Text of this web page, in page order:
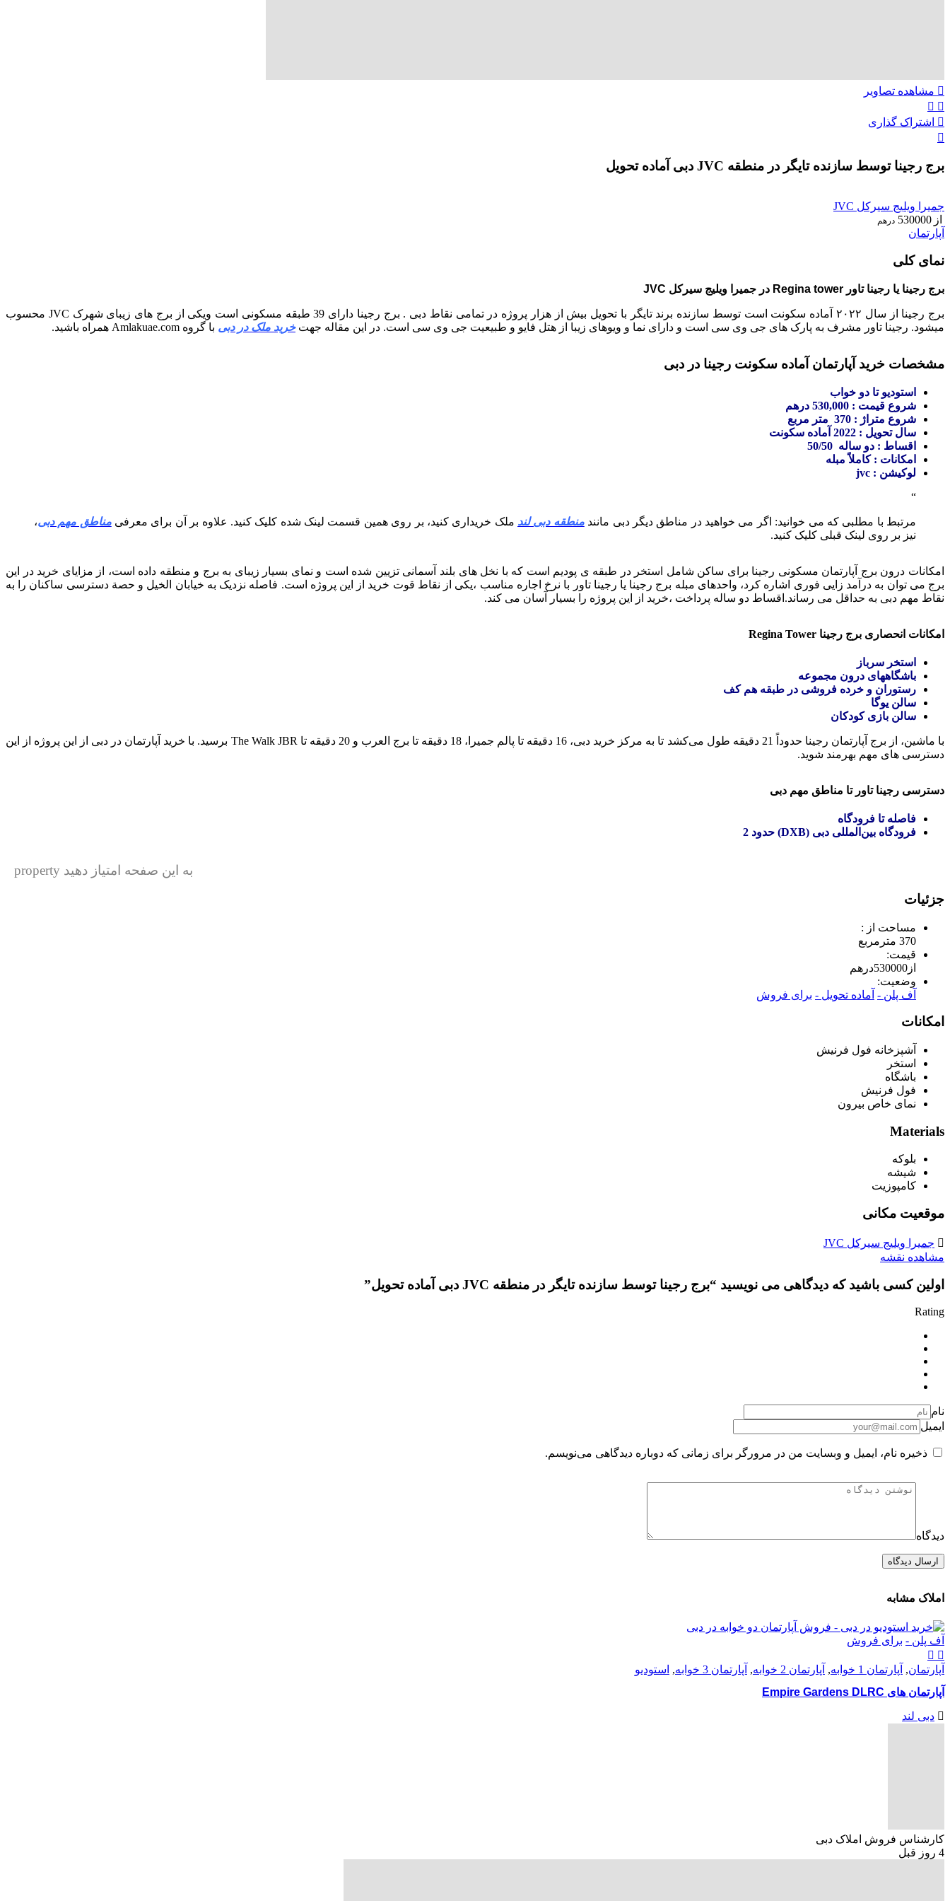
مشاهده تصاویر
اشتراک گذاری
برج رجینا توسط سازنده تایگر در منطقه JVC دبی آماده تحویل
جمیرا ویلیج سیرکل JVC
از 530000 درهم
آپارتمان
نمای کلی
برج رجینا یا رجینا تاور Regina tower در جمیرا ویلیج سیرکل JVC
برج رجینا از سال ۲۰۲۲ آماده سکونت است توسط سازنده برند تایگر با تحویل بیش از هزار پروژه در تمامی نقاط دبی . برج رجینا دارای 39 طبقه مسکونی است ویکی از برج های زیبای شهرک JVC محسوب
میشود. رجینا تاور مشرف به پارک های جی وی سی است و دارای نما و ویوهای زیبا از هتل فایو و طبیعیت جی وی سی است. در این مقاله جهتخرید ملک در دبی با گروه Amlakuae.com همراه باشید.
مشخصات خرید آپارتمان آماده سکونت رجینا در دبی
استودیو تا دو خواب
شروع قیمت : 530,000 درهم
شروع متراژ : 370 متر مربع
سال تحویل : 2022 آماده سکونت
اقساط : دو ساله 50/50
امکانات : کاملاً مبله
لوکیشن : jvc
مرتبط با مطلبی که می خوانید: اگر می خواهید در مناطق دیگر دبی مانندمنطقه دبی لند ملک خریداری کنید، بر روی همین قسمت لینک شده کلیک کنید. علاوه بر آن برای معرفیمناطق مهم دبی،
نیز بر روی لینک قبلی کلیک کنید.
امکانات درون برج آپارتمان مسکونی رجینا برای ساکن شامل استخر در طبقه ی پودیم است که با نخل های بلند آسمانی تزیین شده است و نمای بسیار زیبای به برج و منطقه داده است، از مزایای خرید در این
برج می توان به درآمد زایی فوری اشاره کرد، واحدهای مبله برج رجینا یا رجینا تاور با نرخ اجاره مناسب ،یکی از نقاط قوت خرید از این پروژه است. فاصله نزدیک به خیابان الخیل و حصة دسترسی ساکنان را به
نقاط مهم دبی به حداقل می رساند.اقساط دو ساله پرداخت ،خرید از این پروژه را بسیار آسان می کند.
امکانات انحصاری برج رجینا Regina Tower
استخر سرباز
باشگاههای درون مجموعه
رستوران و خرده فروشی در طبقه هم کف
سالن یوگا
سالن بازی کودکان
با ماشین، از برج آپارتمان رجینا حدوداً 21 دقیقه طول می‌کشد تا به مرکز خرید دبی، 16 دقیقه تا پالم جمیرا، 18 دقیقه تا برج العرب و 20 دقیقه تا The Walk JBR برسید. با خرید آپارتمان در دبی از این پروژه از این
دسترسی های مهم بهرمند شوید.
دسترسی رجینا تاور تا مناطق مهم دبی
فاصله تا فرودگاه
فرودگاه بین‌المللی دبی (DXB) حدود 2
به این صفحه امتیاز دهید property
جزئیات
مساحت از :
370 مترمربع
قیمت:
از 530000درهم
وضعیت:
آف پلن - آماده تحویل - برای فروش
امکانات
آشپزخانه فول فرنیش
استخر
باشگاه
فول فرنیش
نمای خاص بیرون
Materials
بلوکه
شیشه
کامپوزیت
موقعیت مکانی
جمیرا ویلیج سیرکل JVC
مشاهده نقشه
اولین کسی باشید که دیدگاهی می نویسید “برج رجینا توسط سازنده تایگر در منطقه JVC دبی آماده تحویل”
Rating
نام
ایمیل
ذخیره نام، ایمیل و وبسایت من در مرورگر برای زمانی که دوباره دیدگاهی می‌نویسم.
دیدگاه
املاک مشابه
آف پلن - برای فروش
آپارتمان, آپارتمان 1 خوابه , آپارتمان 2 خوابه , آپارتمان 3 خوابه , استودیو
آپارتمان های Empire Gardens DLRC
دبی لند
کارشناس فروش املاک دبی
4 روز قبل